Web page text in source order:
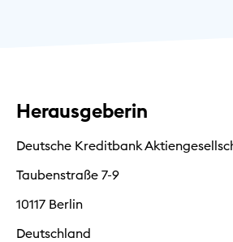
Herausgeberin
Deutsche Kreditbank
Taubenstraße 7-9
10117 Berlin
Deutschland